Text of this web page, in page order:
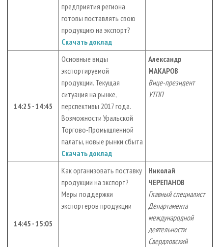
предприятия региона
готовы поставлять свою
продукцию на экспорт?
Скачать доклад
14:25 - 14:45
Основные виды
экспортируемой
продукции. Текущая
ситуация на рынке,
перспективы 2017 года.
Возможности Уральской
Торгово-Промышленной
палаты, новые рынки сбыта
Скачать доклад
Александр
МАКАРОВ
Вице-президент
УТПП
14:45 - 15:05
Как организовать поставку
продукции на экспорт?
Меры поддержки
экспортеров продукции
Николай
ЧЕРЕПАНОВ
Главный специалист
Департамента
международной
деятельности
Свердловский